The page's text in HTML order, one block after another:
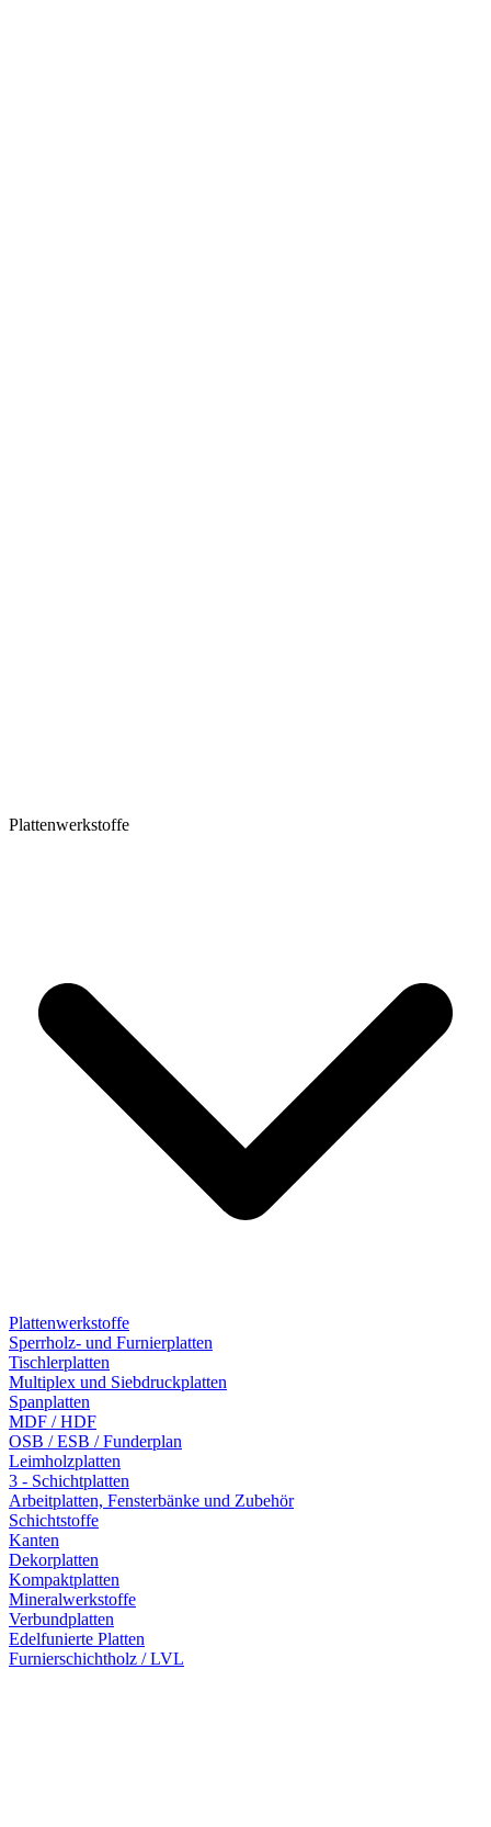
Plattenwerkstoffe
Plattenwerkstoffe
Sperrholz- und Furnierplatten
Tischlerplatten
Multiplex und Siebdruckplatten
Spanplatten
MDF / HDF
OSB / ESB / Funderplan
Leimholzplatten
3 - Schichtplatten
Arbeitplatten, Fensterbänke und Zubehör
Schichtstoffe
Kanten
Dekorplatten
Kompaktplatten
Mineralwerkstoffe
Verbundplatten
Edelfunierte Platten
Furnierschichtholz / LVL